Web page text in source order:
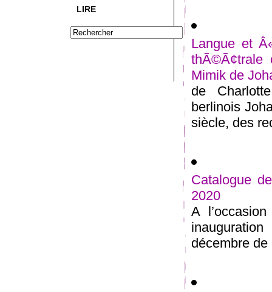
LIRE
Langue et
thÃ©Ã¢trale
Mimik de
de
berlinois
siècle, des
Catalogue
2020
A
décembre